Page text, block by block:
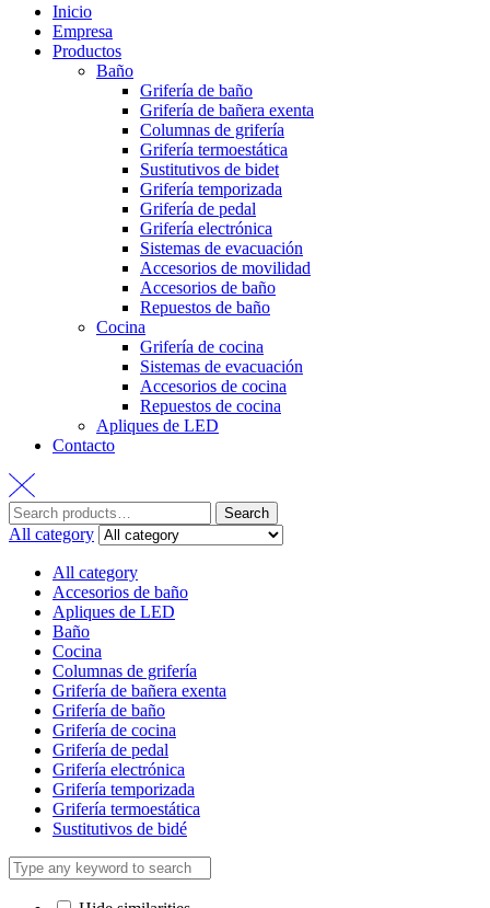
Inicio
Empresa
Productos
Baño
Grifería de baño
Grifería de bañera exenta
Columnas de grifería
Grifería termoestática
Sustitutivos de bidet
Grifería temporizada
Grifería de pedal
Grifería electrónica
Sistemas de evacuación
Accesorios de movilidad
Accesorios de baño
Repuestos de baño
Cocina
Grifería de cocina
Sistemas de evacuación
Accesorios de cocina
Repuestos de cocina
Apliques de LED
Contacto
Search
for:
Search
All category
All category
Accesorios de baño
Apliques de LED
Baño
Cocina
Columnas de grifería
Grifería de bañera exenta
Grifería de baño
Grifería de cocina
Grifería de pedal
Grifería electrónica
Grifería temporizada
Grifería termoestática
Sustitutivos de bidé